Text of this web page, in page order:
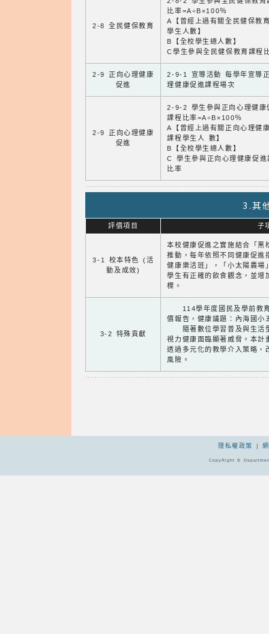
2-8 全民健保教育
比率=A÷B×100％
A【曾經上過有關全民健保教
學生人數】
B【全校學生總人數】
C學生參與全民健保教育課程
2-9 正向心理健康
促進
2-9-1 宣導活動 每學年宣導
理健康促進課程場次
2-9 正向心理健康
促進
2-9-2 學生參與正向心理健康
課程比率=A÷B×100％
A【曾經上過有關正向心理健
課程學生人 數】
B【全校學生總人數】
C 學生參與正向心理健康促進
比率
3.其
評價項目 子
3-1 校本特色 (活
動及成效)
本校健康促進之實施結合「黑
推動，每年依照不同健康促進
健康樂活班」，「小太陽農
學生有正確的飲食觀念，並增
標。
3-2 特殊貢獻
114學年度國民及學前教育
價報告，健康議題：內海國小
隨著數位學習普及與生活
視力健康面臨顯著威脅。本計
透過多元化的教學介入策略，
風險。
隱私權政策 |
CopyRight ©